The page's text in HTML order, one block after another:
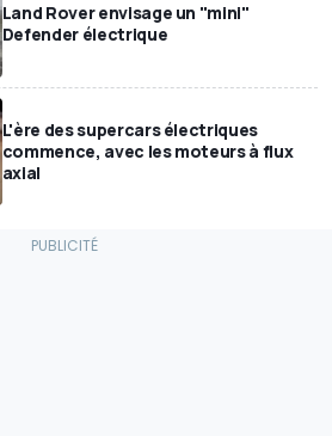
Land Rover envisage un "mini"
Defender électrique
L'ère des supercars électriques
commence, avec les moteurs à flux
axial